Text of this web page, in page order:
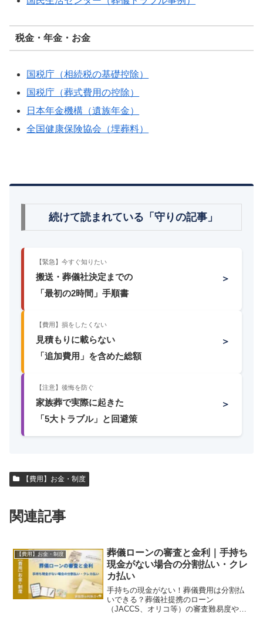
税金・年金・お金
国税庁（相続税の基礎控除）
国税庁（葬式費用の控除）
日本年金機構（遺族年金）
全国健康保険協会（埋葬料）
続けて読まれている「守りの記事」
【緊急】今すぐ知りたい
搬送・葬儀社決定までの
「最初の2時間」手順書
＞
【費用】損をしたくない
見積もりに載らない
「追加費用」を含めた総額
＞
【注意】後悔を防ぐ
家族葬で実際に起きた
「5大トラブル」と回避策
＞
【費用】お金・制度
関連記事
【費用】お金・制度
葬儀ローンの審査と金利｜手持ち
現金がない場合の分割払い・クレ
カ払い
手持ちの現金がない！葬儀費用は分割払
いできる？葬儀社提携のローン
（JACCS、オリコ等）の審査難易度や金